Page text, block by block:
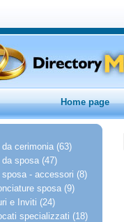
Home page
cerimonia (63)
sposa (47)
- accessori (8)
sposa (9)
e Inviti (24)
specializzati (18)